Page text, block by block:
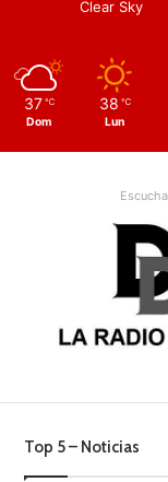
Clear Sky
37 ℃
Dom
38 ℃
Lun
Top 5 – Noticias